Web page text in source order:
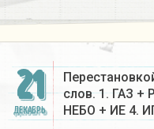
21
ДЕКАБРЬ
слов. 1. ГАЗ
НЕБО + ИЕ 4.